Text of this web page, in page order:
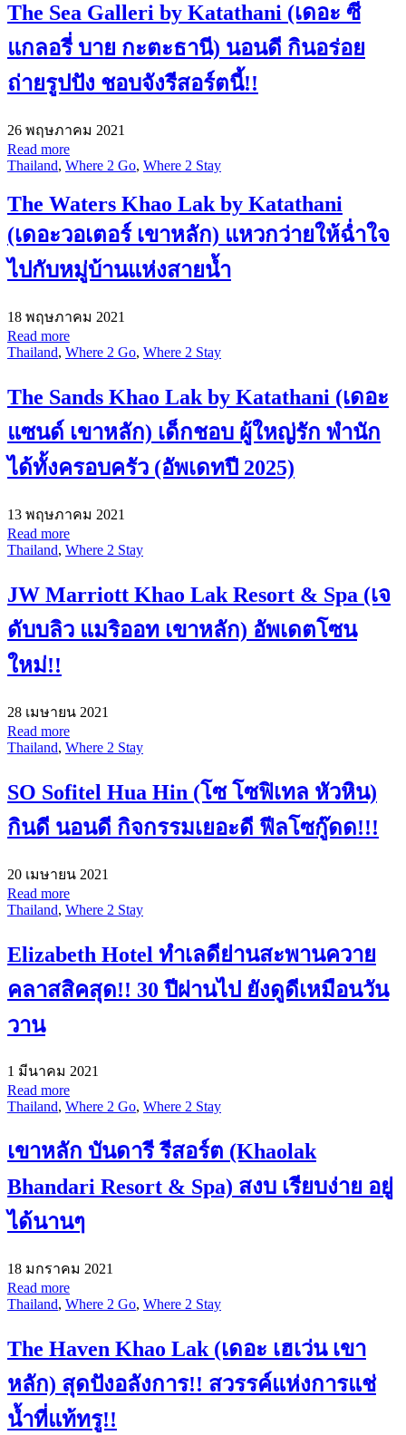
The Sea Galleri by Katathani (เดอะ ซี
แกลอรี่ บาย กะตะธานี) นอนดี กินอร่อย
ถ่ายรูปปัง ชอบจังรีสอร์ตนี้!!
26 พฤษภาคม 2021
Read more
Thailand, Where 2 Go, Where 2 Stay
The Waters Khao Lak by Katathani
(เดอะวอเตอร์ เขาหลัก) แหวกว่ายให้ฉ่ำใจ
ไปกับหมู่บ้านแห่งสายน้ำ
18 พฤษภาคม 2021
Read more
Thailand, Where 2 Go, Where 2 Stay
The Sands Khao Lak by Katathani (เดอะ
แซนด์ เขาหลัก) เด็กชอบ ผู้ใหญ่รัก พำนัก
ได้ทั้งครอบครัว (อัพเดทปี 2025)
13 พฤษภาคม 2021
Read more
Thailand, Where 2 Stay
JW Marriott Khao Lak Resort & Spa (เจ
ดับบลิว แมริออท เขาหลัก) อัพเดตโซน
ใหม่!!
28 เมษายน 2021
Read more
Thailand, Where 2 Stay
SO Sofitel Hua Hin (โซ โซฟิเทล หัวหิน)
กินดี นอนดี กิจกรรมเยอะดี ฟีลโซกู๊ดด!!!
20 เมษายน 2021
Read more
Thailand, Where 2 Stay
Elizabeth Hotel ทำเลดีย่านสะพานควาย
คลาสสิคสุด!! 30 ปีผ่านไป ยังดูดีเหมือนวัน
วาน
1 มีนาคม 2021
Read more
Thailand, Where 2 Go, Where 2 Stay
เขาหลัก บันดารี รีสอร์ต (Khaolak
Bhandari Resort & Spa) สงบ เรียบง่าย อยู่
ได้นานๆ
18 มกราคม 2021
Read more
Thailand, Where 2 Go, Where 2 Stay
The Haven Khao Lak (เดอะ เฮเว่น เขา
หลัก) สุดปังอลังการ!! สวรรค์แห่งการแช่
น้ำที่แท้ทรู!!